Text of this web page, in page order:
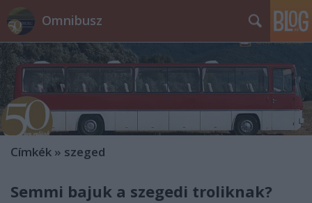
Omnibusz
Címkék » szeged
Semmi bajuk a szegedi troliknak?